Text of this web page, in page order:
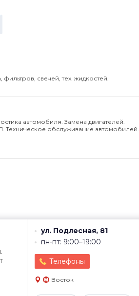
свечей, тех. жидкостей.
автомобиля. Замена двигателей.
Техническое обслуживание автомобилей.
ул. Подлесная, 81
пн-пт: 9:00–19:00
Телефоны
Восток